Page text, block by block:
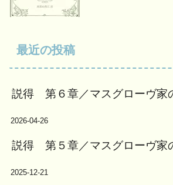
最近の投稿
説得 第６章／マスグローヴ家
2026-04-26
説得 第５章／マスグローヴ家
2025-12-21